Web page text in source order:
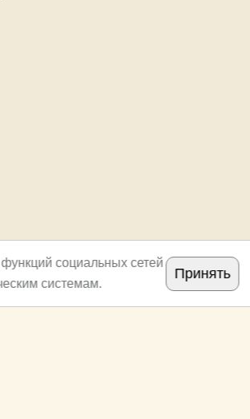
социальных сетей
системам.
Принять